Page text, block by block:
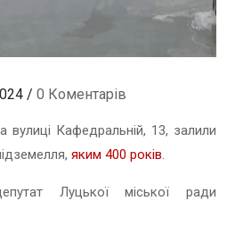
/ 0 Коментарів
вулиці Кафедральній, 13, залили
яким 400 років.
Луцької міської ради